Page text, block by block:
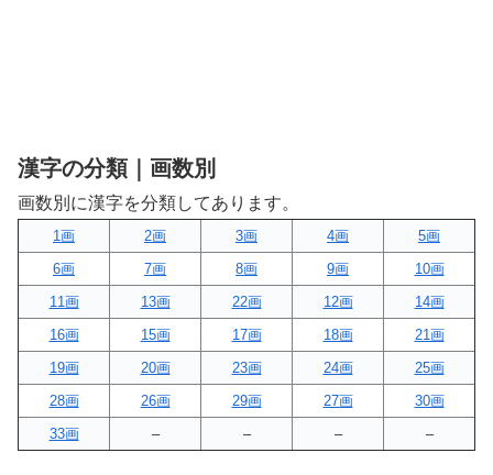
漢字の分類｜画数別
画数別に漢字を分類してあります。
1画 2画 3画 4画
5画
6画
7画 8画 9画
10画
11画
13画 22画 12画
14画
16画
15画 17画 18画
21画
19画
20画 23画 24画
25画
28画
26画 29画 27画
30画
33画
– – – –